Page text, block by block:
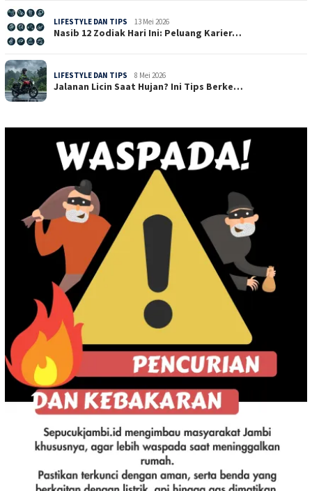
LIFESTYLE DAN TIPS 13 Mei 2026
Nasib 12 Zodiak Hari Ini: Peluang Karier…
LIFESTYLE DAN TIPS 8 Mei 2026
Jalanan Licin Saat Hujan? Ini Tips Berke…